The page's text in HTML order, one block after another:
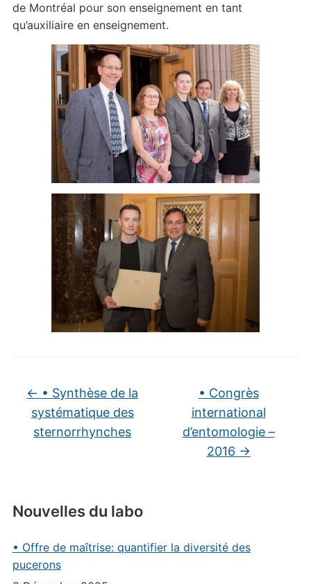
Nouvelles du labo
• Offre de maîtrise: quantifier la diversité des
pucerons
de Montréal pour son enseignement en tant
qu’auxiliaire en enseignement.
← • Synthèse de la
systématique des
sternorrhynches
• Congrès
international
d’entomologie –
2016 →